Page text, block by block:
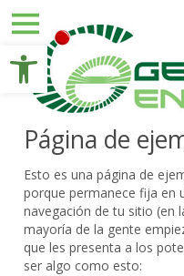
Abrir barra de
Close
Skip
content
INICIO
COMERCIALIZADORA
CONSULTORÍA
BROKER
CONTACTO
NOTICIAS
Página de
Esto es una página de
porque permanece fija en
navegación de tu sitio (en
mayoría de la gente
que les presenta a los
ser algo como esto: